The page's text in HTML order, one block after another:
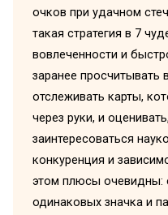
очков при удачном
такая стратегия в 7
вовлеченности и
заранее просчитывать
отслеживать карты,
через руки, и
заинтересоваться
конкуренция и
этом плюсы очевидны:
одинаковых значка и